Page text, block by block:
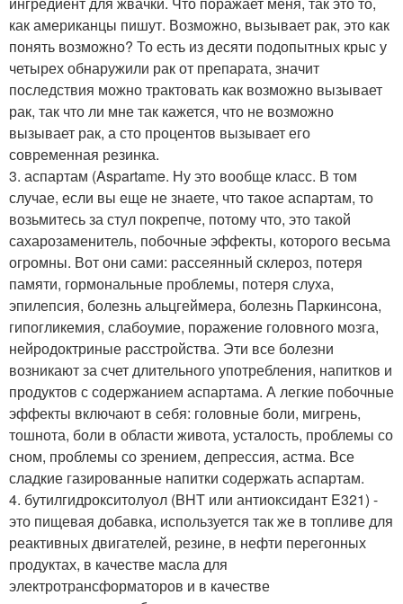
как американцы пишут. Возможно, вызывает рак, это как
понять возможно? То есть из десяти подопытных крыс у
четырех обнаружили рак от препарата, значит
последствия можно трактовать как возможно вызывает
рак, так что ли мне так кажется, что не возможно
вызывает рак, а сто процентов вызывает его
современная резинка.
3. аспартам (Aspartame. Ну это вообще класс. В том
случае, если вы еще не знаете, что такое аспартам, то
возьмитесь за стул покрепче, потому что, это такой
сахарозаменитель, побочные эффекты, которого весьма
огромны. Вот они сами: рассеянный склероз, потеря
памяти, гормональные проблемы, потеря слуха,
эпилепсия, болезнь альцгеймера, болезнь Паркинсона,
гипогликемия, слабоумие, поражение головного мозга,
нейродоктриные расстройства. Эти все болезни
возникают за счет длительного употребления, напитков и
продуктов с содержанием аспартама. А легкие побочные
эффекты включают в себя: головные боли, мигрень,
тошнота, боли в области живота, усталость, проблемы со
сном, проблемы со зрением, депрессия, астма. Все
сладкие газированные напитки содержать аспартам.
4. бутилгидрокситолуол (BHT или антиоксидант E321) -
это пищевая добавка, используется так же в топливе для
реактивных двигателей, резине, в нефти перегонных
продуктах, в качестве масла для
электротрансформаторов и в качестве